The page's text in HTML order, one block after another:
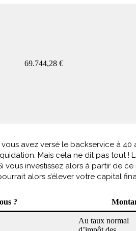
69.744,28 €
avez versé le backservice à 40
Mais cela ne dit pas tout !
investissez alors à partir de
alors s’élever votre capital
?
Au taux normal